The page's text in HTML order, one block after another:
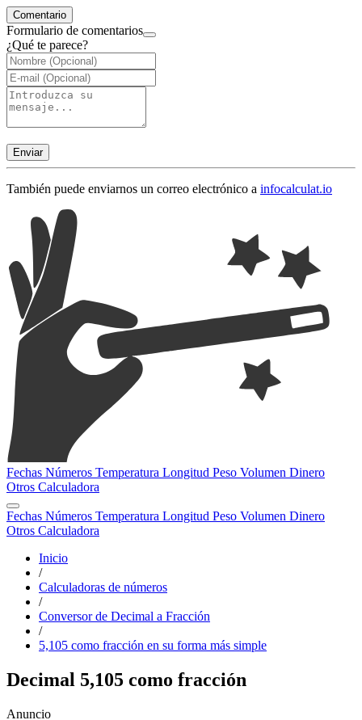
Comentario
Formulario de comentarios
¿Qué te parece?
Enviar
También puede enviarnos un correo electrónico a infocalculat.io
Fechas Números Temperatura Longitud Peso Volumen Dinero
Otros Calculadora
Fechas Números Temperatura Longitud Peso Volumen Dinero
Otros Calculadora
Inicio
/
Calculadoras de números
/
Conversor de Decimal a Fracción
/
5,105 como fracción en su forma más simple
Decimal 5,105 como fracción